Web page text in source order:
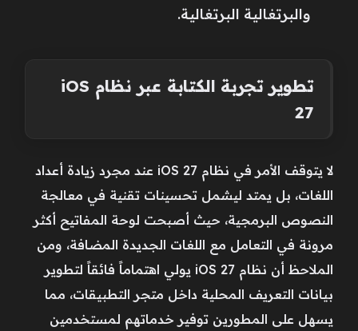
والبرتغالية البرتغالية.
تطوير تجربة الكتابة عبر نظام iOS
27
لا يتوقف الأمر في نظام iOS 27 عند مجرد زيادة أعداد
اللغات، بل يمتد ليشمل تحسينات تقنية في معالجة
النصوص البرمجية، حيث أصبحت لوحة المفاتيح أكثر
مرونة في التعامل مع اللغات الجديدة المضافة، ومن
الملاحظ أن نظام iOS 27 يولي اهتماماً فائقاً لتطوير
بيانات التعريف المحلية داخل متجر التطبيقات، مما
يسهل على المطورين توفير خدماتهم لمستخدمين